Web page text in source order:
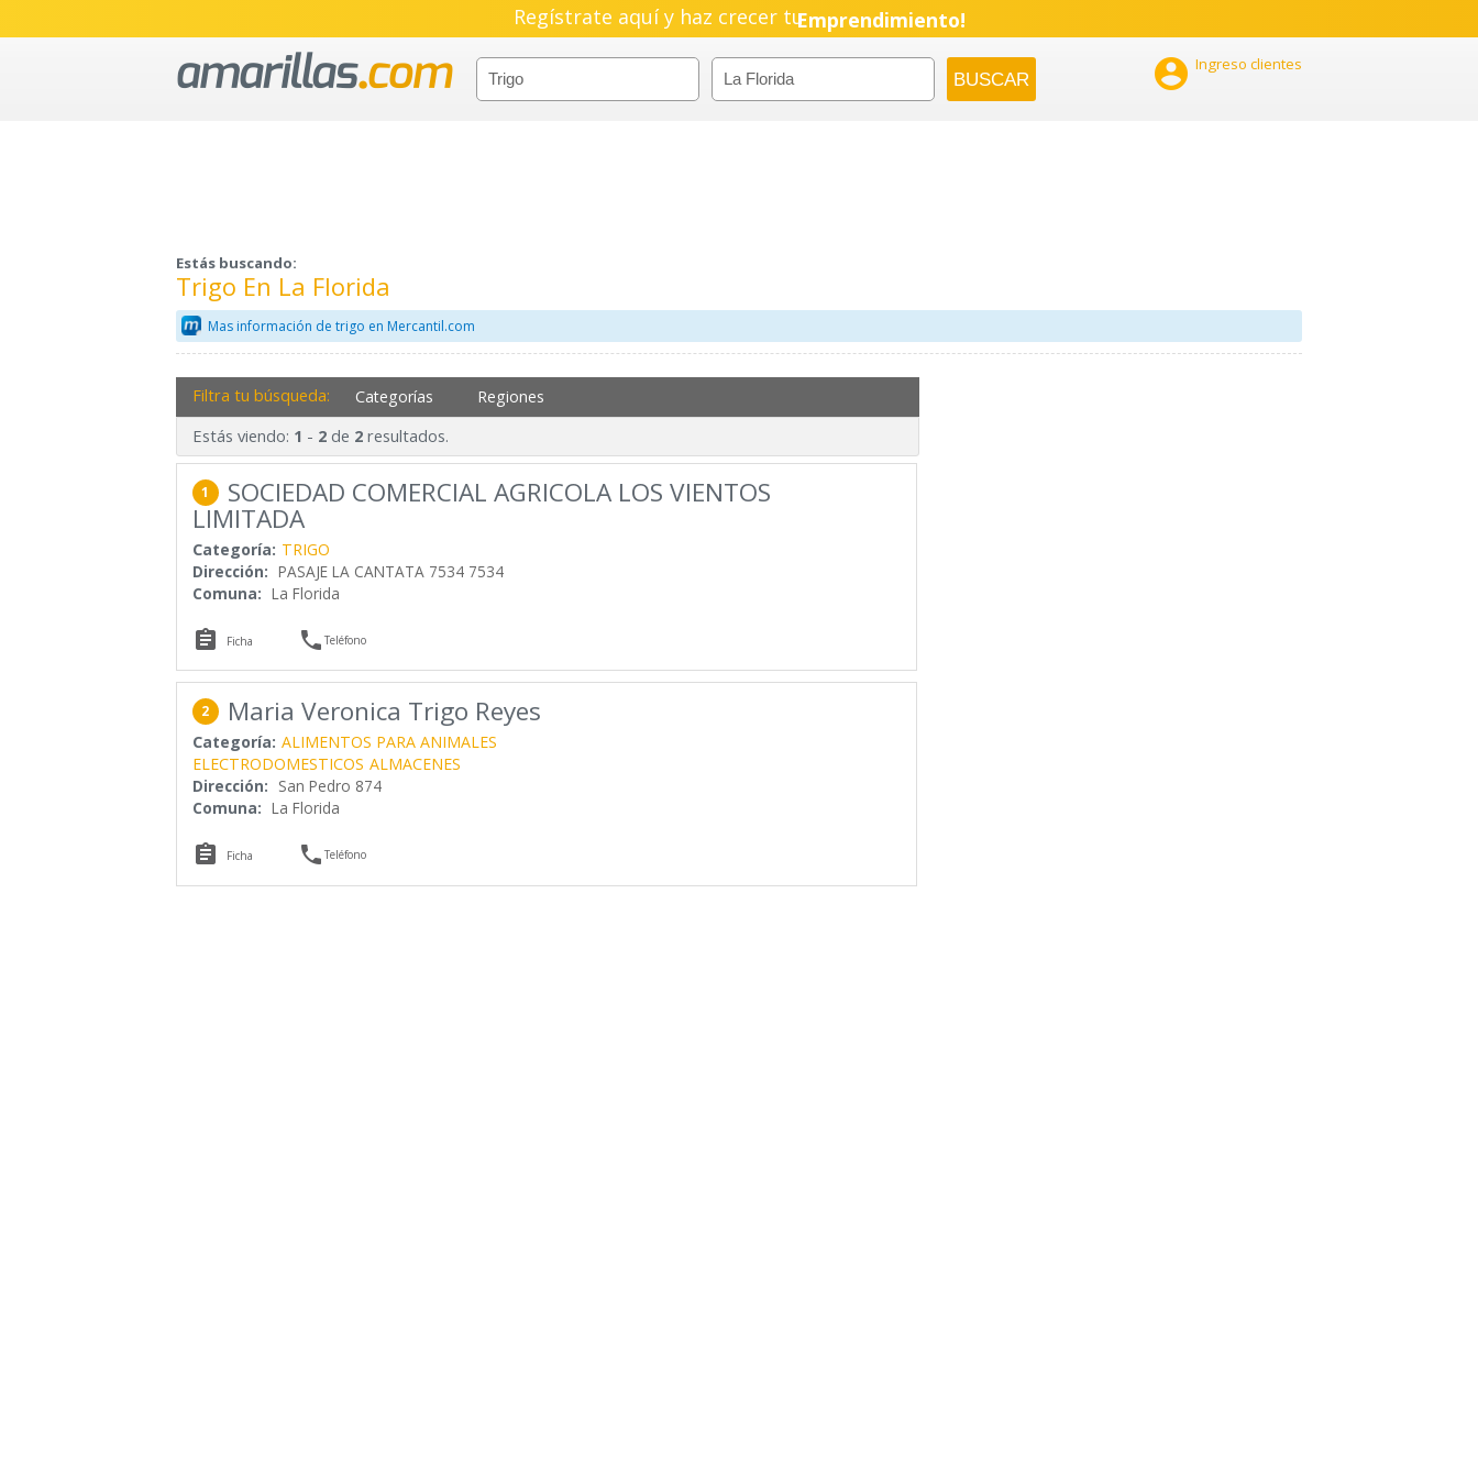
Regístrate aquí y haz crecer tuEmprendimiento!
 Ingreso clientes
Estás buscando:
Trigo En La Florida
Mas información de trigo en Mercantil.com
Filtra tu búsqueda: Categorías Regiones
Estás viendo: 1 - 2de 2resultados.
1 SOCIEDAD COMERCIAL AGRICOLA LOS VIENTOS
LIMITADA
Categoría: TRIGO
Dirección: PASAJE LA CANTATA 7534 7534
Comuna: La Florida
 Ficha Teléfono
2 Maria Veronica Trigo Reyes
Categoría: ALIMENTOS PARA ANIMALES
ELECTRODOMESTICOS ALMACENES
Dirección: San Pedro 874
Comuna: La Florida
 Ficha Teléfono